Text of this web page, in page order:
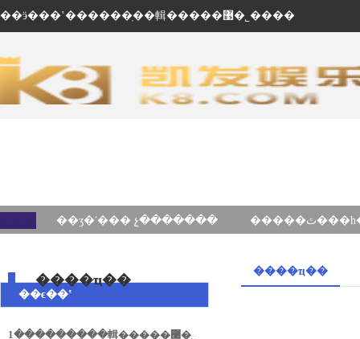
��ӭ���ʽ������ֽ��輯�����޹�˾����
��ʒ�ʹ��� չ�������
����ҵ��
��ϵ��ʽ
1�������ֽ��輯�����޹�˾
����ҵ��